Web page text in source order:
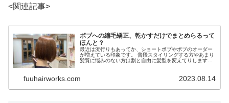
<関連記事>
ボブへの縮毛矯正、乾かすだけでまとめらるって
ほんと？
最近は流行りもあってか、ショートボブやボブのオーダー
が増えている印象です。 普段スタイリングする方やあまり
髪質に悩みのない方は割と自由に髪型を変えてりしますが
fuuhairworks.com 2023.08.14